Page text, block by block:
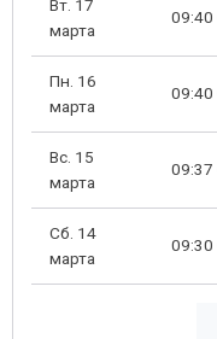
Вт. 17
марта
09:40
Пн. 16
марта
09:40
Вс. 15
марта
09:37
Сб. 14
марта
09:30